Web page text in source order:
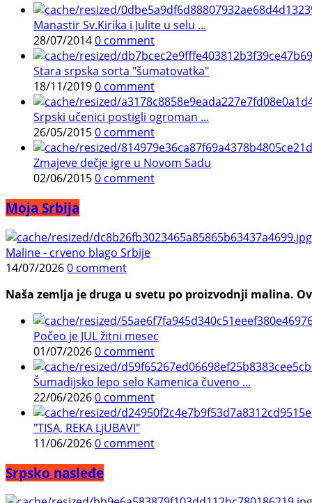
Manastir Sv.Kirika i Julite u selu ...
28/07/20140 comment
Stara srpska sorta "šumatovatka"
18/11/20190 comment
Srpski učenici postigli ogroman ...
26/05/20150 comment
Zmajeve dečje igre u Novom Sadu
02/06/20150 comment
Moja Srbija
Maline - crveno blago Srbije
14/07/20260 comment
Naša zemlja je druga u svetu po proizvodnji malina.
Počeo je JUL žitni mesec
01/07/20260 comment
Šumadijsko lepo selo Kamenica čuveno ...
22/06/20260 comment
"TISA, REKA LjUBAVI"
11/06/20260 comment
Srpsko nasleđe